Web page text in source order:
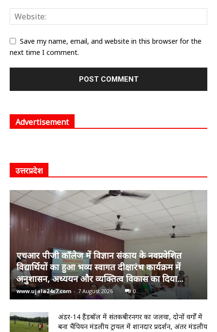
Save my name, email, and website in this browser for the
next time I comment.
Advertisement
उत्तरप्रदेश
एचआर पीजी कॉलेज में विज्ञान संकाय के नवप्रवेशित
विद्यार्थियों का हुआ भव्य स्वागत दीक्षारंभ कार्यक्रम में
अनुशासन, अध्ययन और व्यक्तित्व विकास का दिया...
www.ujala24x7.com - 7 August 2026 0
अंडर-14 हैंडबॉल में संतकबीरनगर का जलवा, दोनों वर्गों में
बना चैंपियन मंडलीय ट्रायल में शानदार प्रदर्शन, अंतर मंडलीय